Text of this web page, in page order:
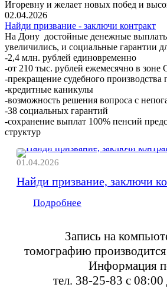
Игоревну и желает новых побед и
02.04.2026
Найди призвание - заключи контракт
На Дону достойные денежные
увеличились, и социальные гарантии
-2,4 млн. рублей единовременно
-от 210 тыс. рублей ежемесячно в
-прекращение судебного производства
-кредитные каникулы
-возможность решения вопроса с
-38 социальных гарантий
-сохранение выплат 100% пенсий
структур
01.04.2026
Найди призвание, заключи
Подробнее
Запись на
томографию
Информация
тел. 38-25-83 с